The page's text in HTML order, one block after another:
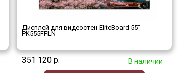
Дисплей для видеостен EliteBoard 55"
PK555FFLN
351 120 р. В наличии